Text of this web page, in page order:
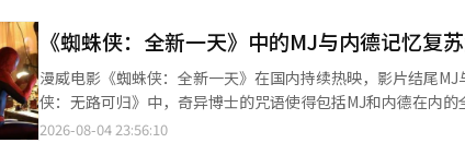
度。对于进入重整程序的Megabox，政府将向委托放映厅及
业整体产生负面影响。 支持全球竞争力的大作游戏开发。政府计划从以中小型和移动游戏为中心的支持转变，推动每
款游戏最高支持600亿韩元，以发掘具有全球竞争力的超大型IP。 扩展演出基础设施。政府计划于明年12月举
K-POP、美食、美容等的大型文化活动“现象”，并加快建设
增加中型规模的竞技场演出场馆的建设。 此外，围绕K-足球创新委员会推动体育界的创新，扩大基础艺术和独立内容
100%体验电影，推荐IMAX。” 在新加坡观看的观众C也表示：“仅凭画面美感就值得走出影院”，并称“仿佛置身
于青铜时代的希腊，奥德修斯的旅程让我感同身受。” 他指出：“演员们的表演都非常出色，关于选角争议或考证问
题在观看过程中几乎没有注意到”，并表示：“如果喜欢严肃
次。” 在美国洛杉矶好莱坞中国剧院观看的观众D也表示：“IMAX最精彩的场景是航海的片段”，并称“胶卷特有的
色彩真的很美。” 他补充道：“与《黑暗骑士》或《盗梦空间》等动作大片相比，更接近于《奥本海默》和《敦刻尔
事。这是诺兰继2023年《奥本海默》后时隔3年推出的新作，
过震撼的视听效果重现希腊神话世界，并以细腻的人物刻画展现战争与归乡的主题。
17日在北美率先上映，截至目前全球累计票房已突破9亿美元，成为今
登陆韩国影院，暑期档票房竞争也进入白热化阶段。率先于7
次突破400万，目前仍稳居票房榜前列。值得一提的是，在《
《蜘蛛侠：全新一天》中的MJ与内德记忆复
漫威电影《蜘蛛侠：全新一天》在国内持续热映，影片结尾MJ与内德
侠：无路可归》中，奇异博士的咒语使得包括MJ和内德在内
为，本作中的多个场景暗示两人可能开始逐渐恢复对彼得的记忆。 首先引起关注的是MJ。海外粉丝普遍认为，
2026-08-04 23:56:10